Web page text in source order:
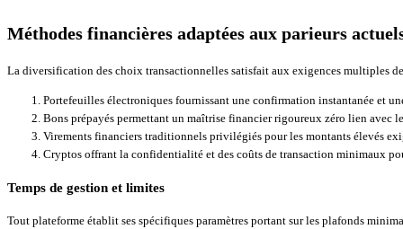
Méthodes financières adaptées aux parieurs
La diversification des choix transactionnelles satisfait aux exigences multiples
Portefeuilles électroniques fournissant une confirmation instantanée et
Bons prépayés permettant un maîtrise financier rigoureux zéro lien avec
Virements financiers traditionnels privilégiés pour les montants élevés
Cryptos offrant la confidentialité et des coûts de transaction minimaux
Temps de gestion et limites
Tout plateforme établit ses spécifiques paramètres portant sur les plafonds